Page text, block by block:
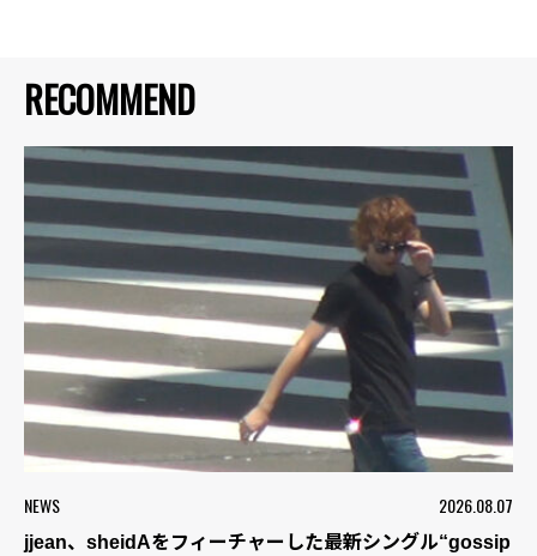
RECOMMEND
NEWS 2026.08.07
jjean、sheidAをフィーチャーした最新シングル“gossip